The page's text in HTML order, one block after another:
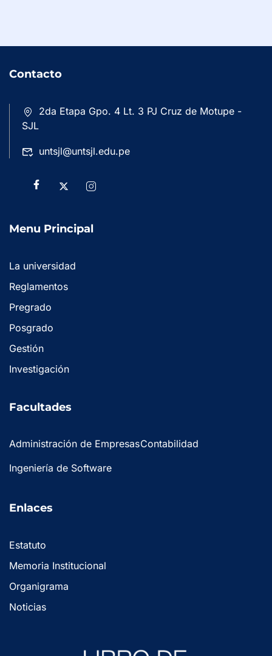
Contacto
2da Etapa Gpo. 4 Lt. 3 PJ Cruz de Motupe -
SJL
untsjl@untsjl.edu.pe
Menu Principal
La universidad
Reglamentos
Pregrado
Posgrado
Gestión
Investigación
Facultades
Administración de EmpresasContabilidad
Ingeniería de Software
Enlaces
Estatuto
Memoria Institucional
Organigrama
Noticias